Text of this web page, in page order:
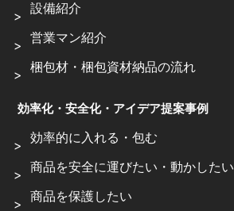
設備紹介
営業マン紹介
梱包材・梱包資材納品の流れ
効率化・安全化・アイデア提案事例
効率的に入れる・包む
商品を安全に運びたい・動かしたい
商品を保護したい